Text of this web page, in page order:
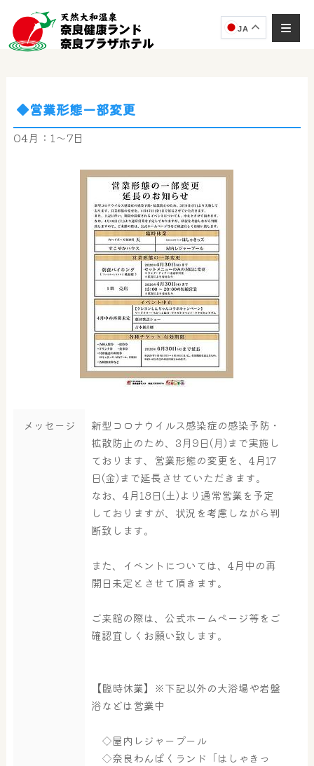
JA
◆営業形態一部変更
04月：1～7日
メッセージ
新型コロナウイルス感染症の感染予防・
拡散防止のため、3月9日(月)まで実施し
ております、営業形態の変更を、4月17
日(金)まで延長させていただきます。
なお、4月18日(土)より通常営業を予定
しておりますが、状況を考慮しながら判
断致します。
また、イベントについては、4月中の再
開日未定とさせて頂きます。
ご来館の際は、公式ホームページ等をご
確認宜しくお願い致します。
【臨時休業】※下記以外の大浴場や岩盤
浴などは営業中
◇屋内レジャープール
◇奈良わんぱくランド「はしゃきっ
AIコンシェルジュ
奈良健康ランド AIコンシェルジュです。
ご質問をお伺いします。